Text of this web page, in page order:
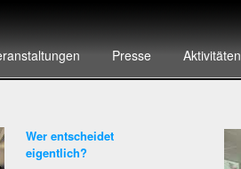
Presse Aktivitäten
Wer entscheidet
eigentlich?